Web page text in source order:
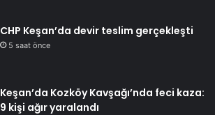
CHP Keşan’da devir teslim gerçekleşti
5 saat önce
Keşan’da Kozköy Kavşağı’nda feci kaza:
9 kişi ağır yaralandı